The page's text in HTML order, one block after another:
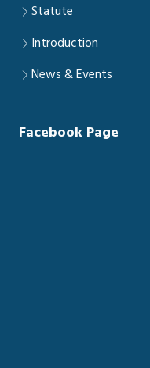
Statute
Introduction
News & Events
Facebook Page